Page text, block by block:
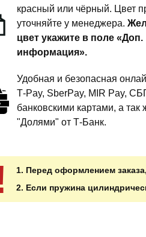
красный или чёрный. Цвет
уточняйте у менеджера.
цвет укажите в поле «Доп.
информация».
Удобная и безопасная
T‑Pay, SberPay, MIR Pay,
банковскими картами, а так
"Долями" от Т-Банк.
1. Перед оформлением
2. Если пружина